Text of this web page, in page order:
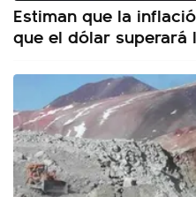
Estiman que la
que el dólar superará